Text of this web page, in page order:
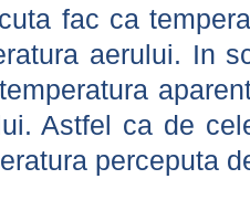
fac ca
aerului. In
Astfel ca de
perceputa